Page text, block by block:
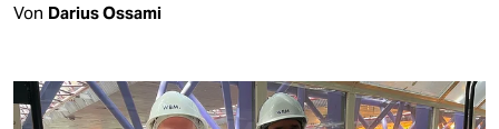
Von Darius Ossami